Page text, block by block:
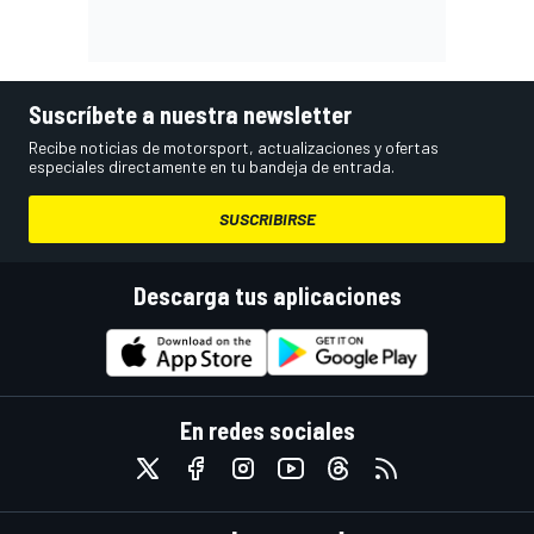
Suscríbete a nuestra newsletter
Recibe noticias de motorsport, actualizaciones y ofertas
especiales directamente en tu bandeja de entrada.
SUSCRIBIRSE
Descarga tus aplicaciones
En redes sociales